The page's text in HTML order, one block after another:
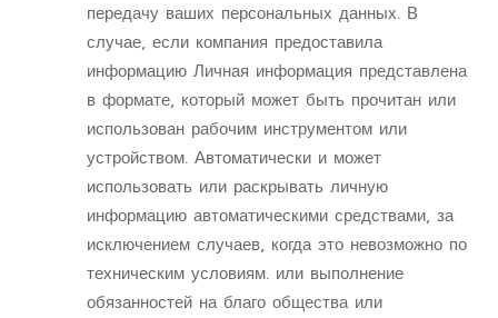
передачу ваших персональных данных. В
случае, если компания предоставила
информацию Личная информация представлена
в формате, который может быть прочитан или
использован рабочим инструментом или
устройством. Автоматически и может
использовать или раскрывать личную
информацию автоматическими средствами, за
исключением случаев, когда это невозможно по
техническим условиям. или выполнение
обязанностей на благо общества или